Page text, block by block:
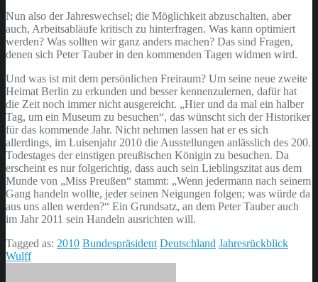
Nun also der Jahreswechsel; die Möglichkeit abzuschalten, aber
auch, Arbeitsabläufe kritisch zu hinterfragen. Was kann optimiert
werden? Was sollten wir ganz anders machen? Das sind Fragen,
denen sich Peter Tauber in den kommenden Tagen widmen wird.
Und was ist mit dem persönlichen Freiraum? Um seine neue zweite
Heimat Berlin zu erkunden und besser kennenzulernen, dafür hat
die Zeit noch immer nicht ausgereicht. „Hier und da mal ein halber
Tag, um ein Museum zu besuchen“, das wünscht sich der Historiker
für das kommende Jahr. Nicht nehmen lassen hat er es sich
allerdings, im Luisenjahr 2010 die Ausstellungen anlässlich des 200.
Todestages der einstigen preußischen Königin zu besuchen. Da
erscheint es nur folgerichtig, dass auch sein Lieblingszitat aus dem
Munde von „Miss Preußen“ stammt: „Wenn jedermann nach seinem
Gang handeln wollte, jeder seinen Neigungen folgen; was würde da
aus uns allen werden?“ Ein Grundsatz, an dem Peter Tauber auch
im Jahr 2011 sein Handeln ausrichten will.
Tagged as: 2010 Bundespräsident Deutschland Jahresrückblick
Wulff